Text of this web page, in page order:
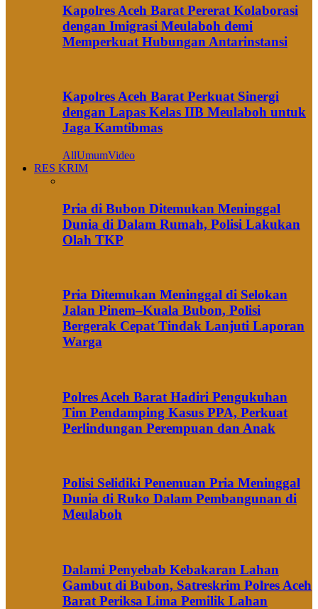
Kapolres Aceh Barat Pererat Kolaborasi
dengan Imigrasi Meulaboh demi
Memperkuat Hubungan Antarinstansi
Kapolres Aceh Barat Perkuat Sinergi
dengan Lapas Kelas IIB Meulaboh untuk
Jaga Kamtibmas
AllUmumVideo
RES KRIM
Pria di Bubon Ditemukan Meninggal
Dunia di Dalam Rumah, Polisi Lakukan
Olah TKP
Pria Ditemukan Meninggal di Selokan
Jalan Pinem–Kuala Bubon, Polisi
Bergerak Cepat Tindak Lanjuti Laporan
Warga
Polres Aceh Barat Hadiri Pengukuhan
Tim Pendamping Kasus PPA, Perkuat
Perlindungan Perempuan dan Anak
Polisi Selidiki Penemuan Pria Meninggal
Dunia di Ruko Dalam Pembangunan di
Meulaboh
Dalami Penyebab Kebakaran Lahan
Gambut di Bubon, Satreskrim Polres Aceh
Barat Periksa Lima Pemilik Lahan